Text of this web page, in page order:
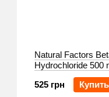
Natural Factors
Hydrochloride 500
вегетарианских
525 грн
Купить